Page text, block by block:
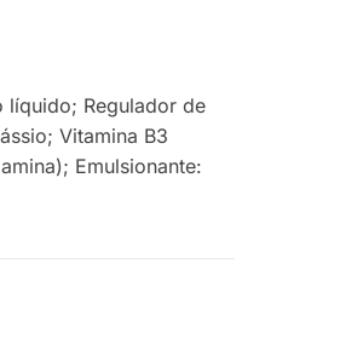
líquido; Regulador de
Vitamina B3
Emulsionante: